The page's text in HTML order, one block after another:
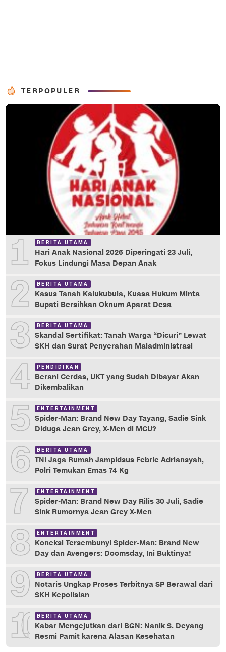
TERPOPULER
1 BERITA UTAMA
Hari Anak Nasional 2026 Diperingati 23 Juli,
Fokus Lindungi Masa Depan Anak
2 BERITA UTAMA
Kasus Tanah Kalukubula, Kuasa Hukum Minta
Bupati Bersihkan Oknum Aparat Desa
3 BERITA UTAMA
Skandal Sertifikat: Tanah Warga “Dicuri” Lewat
SKH dan Surat Penyerahan Maladministrasi
4 PENDIDIKAN
Berani Cerdas, UKT yang Sudah Dibayar Akan
Dikembalikan
5 ENTERTAINMENT
Spider-Man: Brand New Day Tayang, Sadie Sink
Diduga Jean Grey, X-Men di MCU?
6 BERITA UTAMA
TNI Jaga Rumah Jampidsus Febrie Adriansyah,
Polri Temukan Emas 74 Kg
7 ENTERTAINMENT
Spider-Man: Brand New Day Rilis 30 Juli, Sadie
Sink Rumornya Jean Grey X-Men
8 ENTERTAINMENT
Koneksi Tersembunyi Spider-Man: Brand New
Day dan Avengers: Doomsday, Ini Buktinya!
9 BERITA UTAMA
Notaris Ungkap Proses Terbitnya SP Berawal dari
SKH Kepolisian
10 BERITA UTAMA
Kabar Mengejutkan dari BGN: Nanik S. Deyang
Resmi Pamit karena Alasan Kesehatan